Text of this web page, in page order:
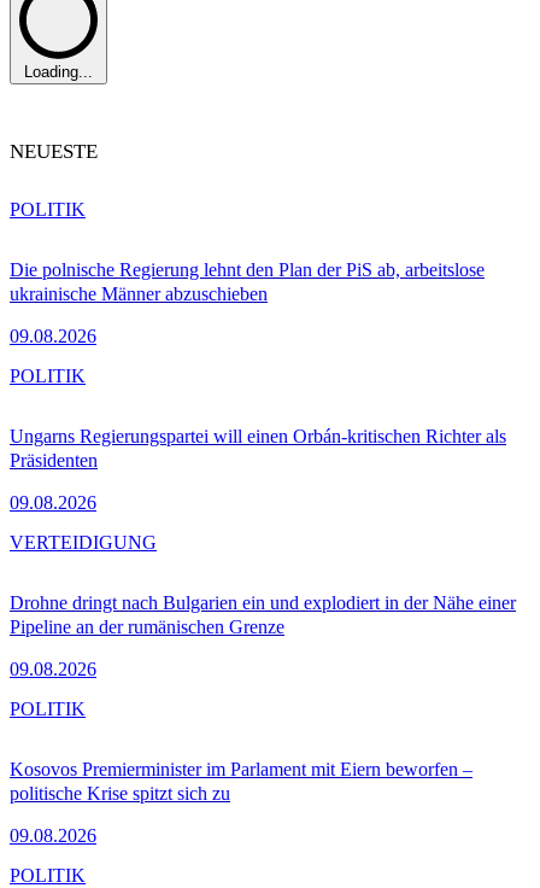
Loading...
NEUESTE
Die polnische Regierung lehnt den Plan der PiS ab, arbeitslose
ukrainische Männer abzuschieben
09.08.2026
POLITIK
Ungarns Regierungspartei will einen Orbán-kritischen Richter als
Präsidenten
09.08.2026
POLITIK
Drohne dringt nach Bulgarien ein und explodiert in der Nähe einer
Pipeline an der rumänischen Grenze
09.08.2026
VERTEIDIGUNG
Kosovos Premierminister im Parlament mit Eiern beworfen –
politische Krise spitzt sich zu
09.08.2026
POLITIK
POLITIK